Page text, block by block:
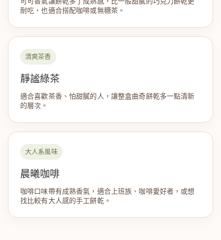
耐吃，也適合搭配咖啡或無糖茶。
清爽茶香
靜謐綠茶
適合喜歡茶香、怕甜膩的人，讓整盒曲奇餅乾多一點清新
的層次。
大人系風味
晨曦咖啡
咖啡口味帶有成熟香氣，適合上班族、咖啡愛好者，或想
找比較有大人感的手工餅乾。